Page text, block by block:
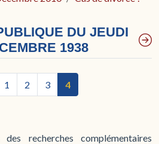
DU JEUDI
1938
1 2 3 4
des recherches complémentaires